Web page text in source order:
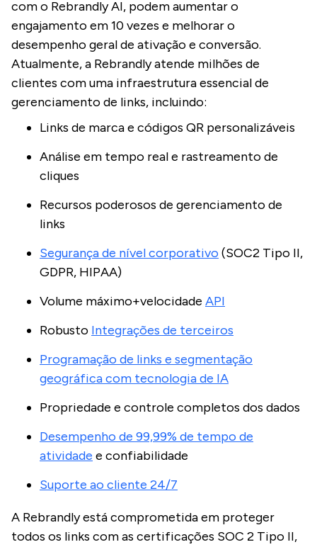
com o Rebrandly AI, podem aumentar o
engajamento em 10 vezes e melhorar o
desempenho geral de ativação e conversão.
Atualmente, a Rebrandly atende milhões de
clientes com uma infraestrutura essencial de
gerenciamento de links, incluindo:
Links de marca e códigos QR personalizáveis
Análise em tempo real e rastreamento de
cliques
Recursos poderosos de gerenciamento de
links
Segurança de nível corporativo (SOC2 Tipo II,
GDPR, HIPAA)
Volume máximo+velocidade API
Robusto Integrações de terceiros
Programação de links e segmentação
geográfica com tecnologia de IA
Propriedade e controle completos dos dados
Desempenho de 99,99% de tempo de
atividade e confiabilidade
Suporte ao cliente 24/7
A Rebrandly está comprometida em proteger
todos os links com as certificações SOC 2 Tipo II,